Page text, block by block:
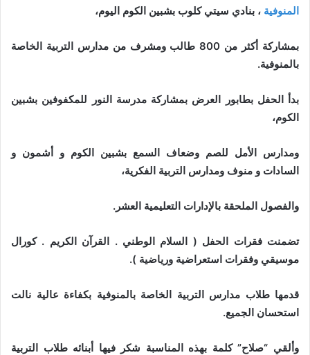
المنوفية ، بنادي سيتي كلوب بشبين الكوم اليوم،
بمشاركة أكثر من 800 طالب ومشرف من مدارس التربية الخاصة
بالمنوفية.
بدأ الحفل بطابور العرض بمشاركة مدرسة النور للمكفوفين بشبين
الكوم،
ومدارس الأمل للصم وضعاف السمع بشبين الكوم و أشمون و
السادات و منوف ومدارس التربية الفكرية،
والفصول الملحقة بالإدارات التعليمية العشر.
تضمنت فقرات الحفل ( السلام الوطني . القرآن الكريم . كورال
موسيقي وفقرات استعراضية ورياضية ).
قدمها طلاب مدارس التربية الخاصة بالمنوفية بكفاءة عالية نالت
استحسان الجميع.
وألقي “صلاح” كلمة بهذه المناسبة شكر فيها أبنائه طلاب التربية